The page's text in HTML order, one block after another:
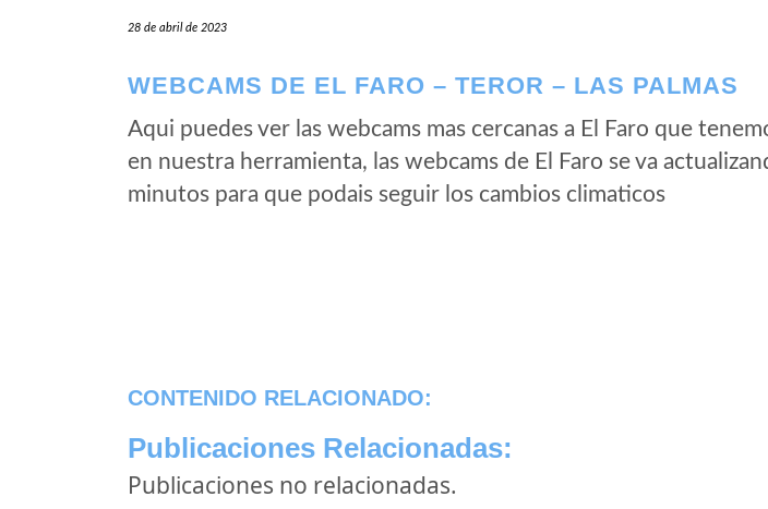
28 de abril de 2023
WEBCAMS DE EL FARO – TEROR – LAS PALMAS
Aqui puedes ver las webcams mas cercanas a El Faro que
en nuestra herramienta, las webcams de El Faro se va
minutos para que podais seguir los cambios climaticos
CONTENIDO RELACIONADO:
Publicaciones Relacionadas:
Publicaciones no relacionadas.